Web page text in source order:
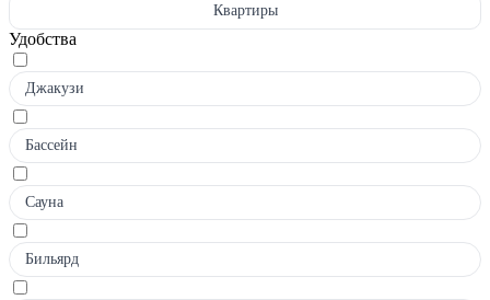
Квартиры
Удобства
Джакузи
Бассейн
Сауна
Бильярд